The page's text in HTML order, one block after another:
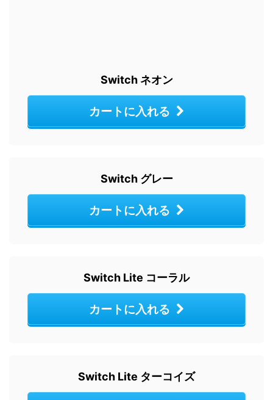
Switch ネオン
カートに入れる
Switch グレー
カートに入れる
Switch Lite コーラル
カートに入れる
Switch Lite ターコイズ